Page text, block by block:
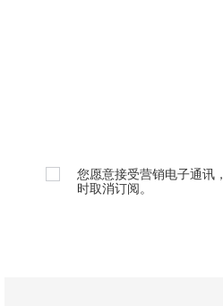
您愿意接受营销电子通讯
时取消订阅。